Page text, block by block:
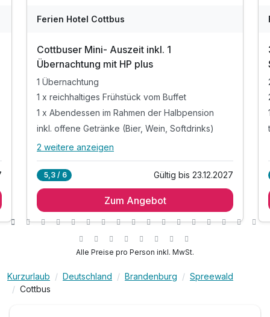
Ferien Hotel Cottbus
Cottbuser Mini- Auszeit inkl. 1
Übernachtung mit HP plus
1 Übernachtung
1 x reichhaltiges Frühstück vom Buffet
1 x Abendessen im Rahmen der Halbpension
inkl. offene Getränke (Bier, Wein, Softdrinks)
Alle Inklusivleistungen
1 x reichhaltiges Frühstück vom Buffet
während Ihrer Essenzeit von max. 1,5 Stunden
2 weitere anzeigen
5,3 / 6 Gültig bis 23.12.2027
Zum Angebot
Alle Preise pro Person inkl. MwSt.
Kurzurlaub Deutschland Brandenburg
Spreewald
Cottbus